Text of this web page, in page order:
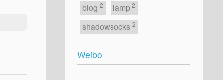
blog 2 lamp 2
shadowsocks 2
Weibo